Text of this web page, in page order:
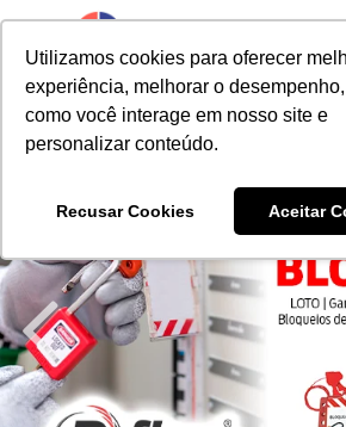
Utilizamos cookies para oferecer
experiência, melhorar o
como você interage em nosso site e
personalizar conteúdo.
Recusar Cookies Aceitar